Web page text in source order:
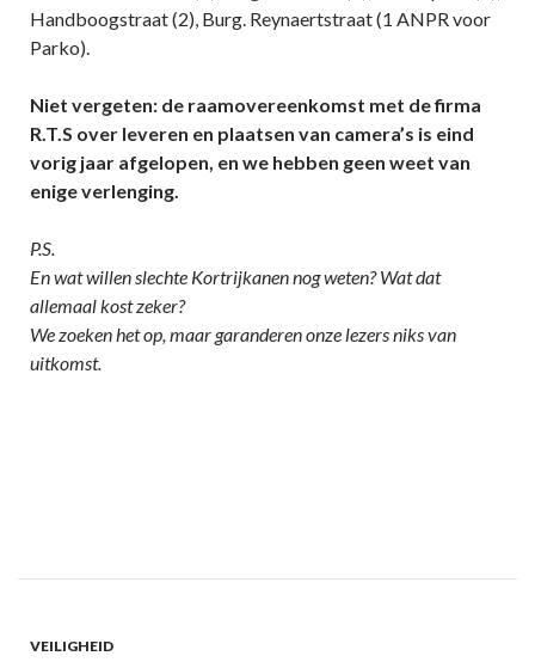
Handboogstraat (2), Burg. Reynaertstraat (1 ANPR voor
Parko).
Niet vergeten: de raamovereenkomst met de firma
R.T.S over leveren en plaatsen van camera’s is eind
vorig jaar afgelopen, en we hebben geen weet van
enige verlenging.
P.S.
En wat willen slechte Kortrijkanen nog weten? Wat dat
allemaal kost zeker?
We zoeken het op, maar garanderen onze lezers niks van
uitkomst.
VEILIGHEID